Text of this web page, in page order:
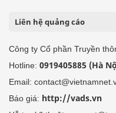
Liên hệ quảng cáo
Công ty Cổ phần Truyền
Hotline: 0919405885 (Hà
Email:
Báo giá: http://vads.vn